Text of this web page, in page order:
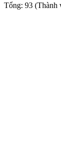
Tổng: 93 (Thành